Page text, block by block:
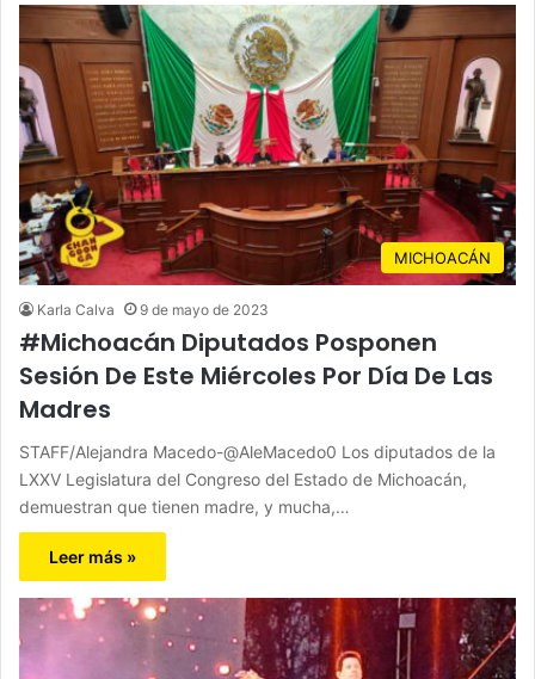
MICHOACÁN
Karla Calva 9 de mayo de 2023
#Michoacán Diputados Posponen
Sesión De Este Miércoles Por Día De Las
Madres
STAFF/Alejandra Macedo-@AleMacedo0 Los diputados de la
LXXV Legislatura del Congreso del Estado de Michoacán,
demuestran que tienen madre, y mucha,…
Leer más »